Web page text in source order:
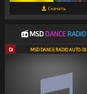
Скачать
MSDDANCE RADIO
DJ MSD DANCE RADIO AUTO-DJ